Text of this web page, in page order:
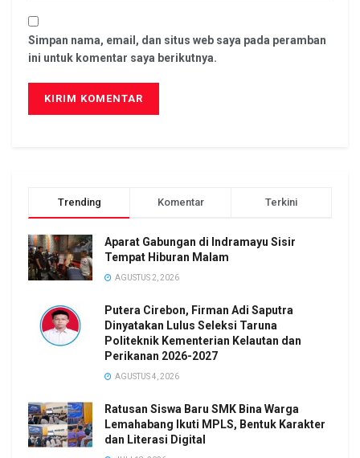
Simpan nama, email, dan situs web saya pada peramban
ini untuk komentar saya berikutnya.
Trending Komentar Terkini
Aparat Gabungan di Indramayu Sisir
Tempat Hiburan Malam
AGUSTUS 2, 2026
Putera Cirebon, Firman Adi Saputra
Dinyatakan Lulus Seleksi Taruna
Politeknik Kementerian Kelautan dan
Perikanan 2026-2027
AGUSTUS 4, 2026
Ratusan Siswa Baru SMK Bina Warga
Lemahabang Ikuti MPLS, Bentuk Karakter
dan Literasi Digital